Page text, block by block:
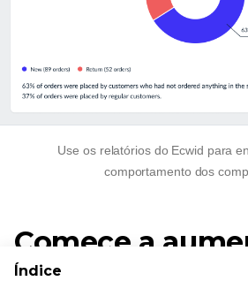
Use os relatórios do Ecwid para
comportamento dos
Comece a
ROI do seu
Índice